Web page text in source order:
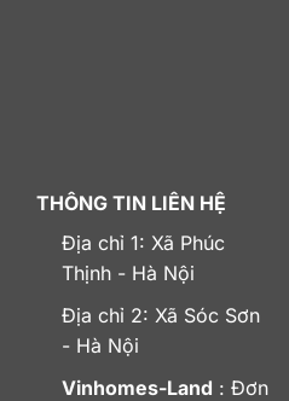
THÔNG TIN LIÊN HỆ
Địa chỉ 1: Xã Phúc
Thịnh - Hà Nội
Địa chỉ 2: Xã Sóc Sơn
- Hà Nội
Vinhomes-Land : Đơn